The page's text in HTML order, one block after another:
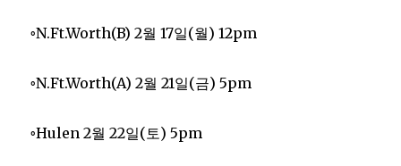
◦N.Ft.Worth(B) 2월 17일(월) 12pm
◦N.Ft.Worth(A) 2월 21일(금) 5pm
◦Hulen 2월 22일(토) 5pm